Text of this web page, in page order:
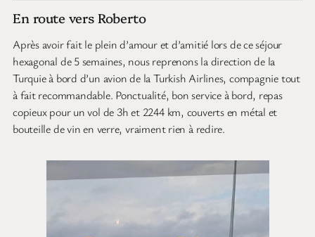
En route vers Roberto
Après avoir fait le plein d’amour et d’amitié lors de ce séjour
hexagonal de 5 semaines, nous reprenons la direction de la
Turquie à bord d’un avion de la Turkish Airlines, compagnie tout
à fait recommandable. Ponctualité, bon service à bord, repas
copieux pour un vol de 3h et 2244 km, couverts en métal et
bouteille de vin en verre, vraiment rien à redire.